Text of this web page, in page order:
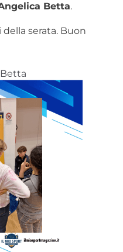
Betta.
serata. Buon